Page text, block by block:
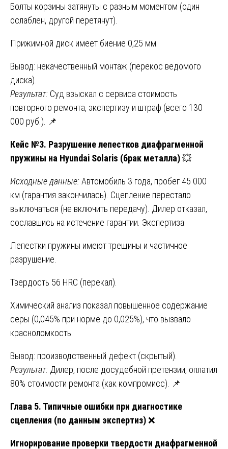
Болты корзины затянуты с разным моментом (один
ослаблен, другой перетянут).
Прижимной диск имеет биение 0,25 мм.
Вывод: некачественный монтаж (перекос ведомого
диска).
Результат: Суд взыскал с сервиса стоимость
повторного ремонта, экспертизу и штраф (всего 130
000 руб.). 📌
Кейс №3. Разрушение лепестков диафрагменной
пружины на Hyundai Solaris (брак металла)💥
Исходные данные: Автомобиль 3 года, пробег 45 000
км (гарантия закончилась). Сцепление перестало
выключаться (не включить передачу). Дилер отказал,
сославшись на истечение гарантии. Экспертиза:
Лепестки пружины имеют трещины и частичное
разрушение.
Твердость 56 HRC (перекал).
Химический анализ показал повышенное содержание
серы (0,045% при норме до 0,025%), что вызвало
красноломкость.
Вывод: производственный дефект (скрытый).
Результат: Дилер, после досудебной претензии, оплатил
80% стоимости ремонта (как компромисс). 📌
Глава 5. Типичные ошибки при диагностике
сцепления (по данным экспертиз)❌
Игнорирование проверки твердости диафрагменной